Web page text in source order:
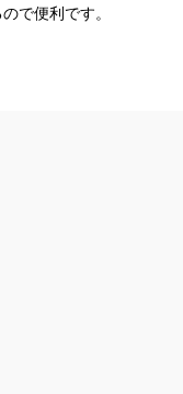
で便利です。